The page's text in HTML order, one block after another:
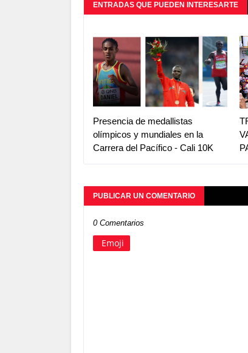
ENTRADAS QUE PUEDEN INTERESARTE
Presencia de medallistas
olímpicos y mundiales en la
Carrera del Pacífico - Cali 10K
PUBLICAR UN COMENTARIO
0 Comentarios
Emoji